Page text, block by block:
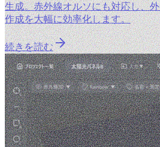
生成。赤外線オルソにも対応し、
作成を大幅に効率化します。
続きを読む